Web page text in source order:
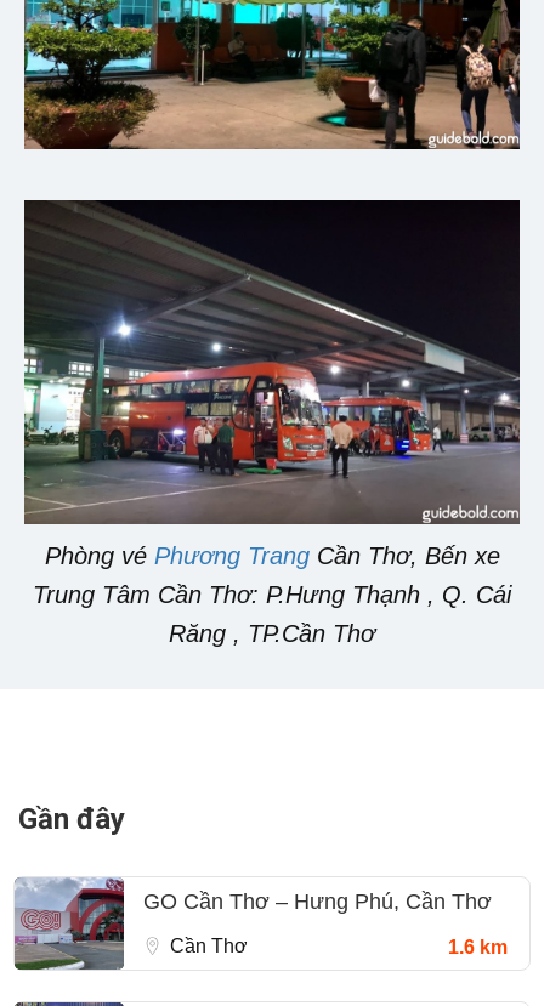
Phòng vé Phương TrangCần Thơ, Bến xe
Trung Tâm Cần Thơ: P.Hưng Thạnh , Q. Cái
Răng , TP.Cần Thơ
Gần đây
GO Cần Thơ – Hưng Phú, Cần Thơ
Cần Thơ 1.6 km